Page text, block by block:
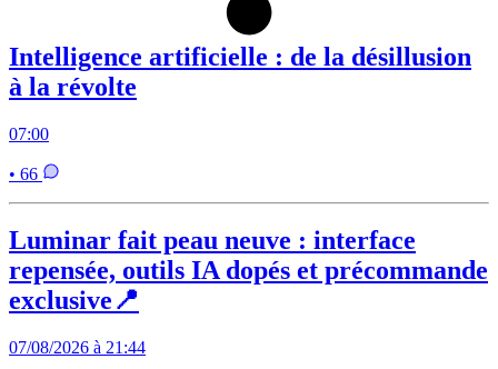
Intelligence artificielle : de la désillusion
à la révolte
07:00
• 66
Luminar fait peau neuve : interface
repensée, outils IA dopés et précommande
exclusive📍
07/08/2026 à 21:44